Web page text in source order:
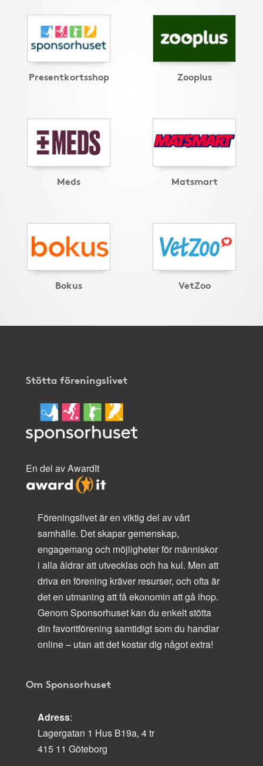
Presentkortsshop Zooplus
Meds Matsmart
Bokus VetZoo
Stötta föreningslivet
En del av AwardIt
Föreningslivet är en viktig del av vårt
samhälle. Det skapar gemenskap,
engagemang och möjligheter för människor
i alla åldrar att utvecklas och ha kul. Men att
driva en förening kräver resurser, och ofta är
det en utmaning att få ekonomin att gå ihop.
Genom Sponsorhuset kan du enkelt stötta
din favoritförening samtidigt som du handlar
online – utan att det kostar dig något extra!
Om Sponsorhuset
Adress:
Lagergatan 1 Hus B19a, 4 tr
415 11 Göteborg